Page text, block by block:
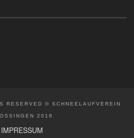
RESERVED © SCHNEELAUFVEREIN
2018
IMPRESSUM